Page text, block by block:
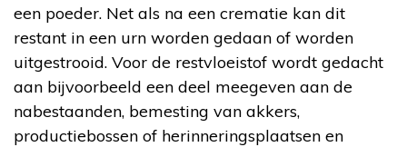
een poeder. Net als na een crematie kan dit
restant in een urn worden gedaan of worden
uitgestrooid. Voor de restvloeistof wordt gedacht
aan bijvoorbeeld een deel meegeven aan de
nabestaanden, bemesting van akkers,
productiebossen of herinneringsplaatsen en